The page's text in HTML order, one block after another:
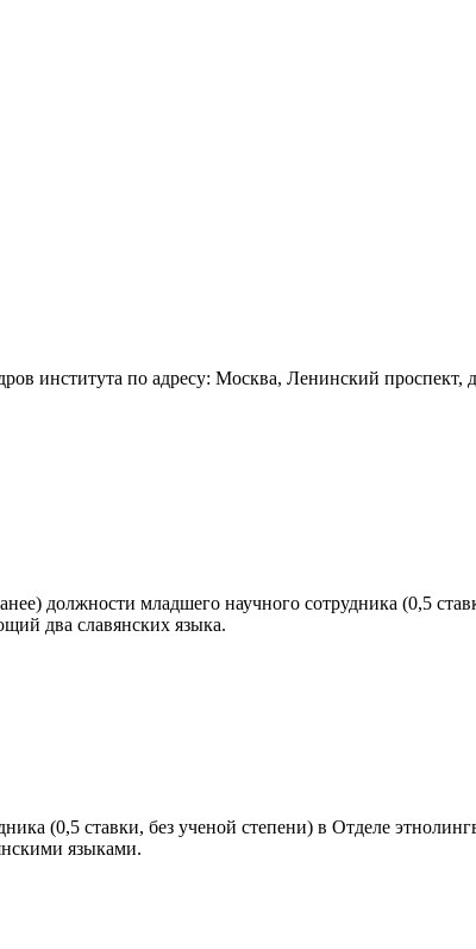
института по адресу: Москва, Ленинский проспект,
должности младшего научного сотрудника (0,5
два славянских языка.
(0,5 ставки, без ученой степени) в Отделе
языками.